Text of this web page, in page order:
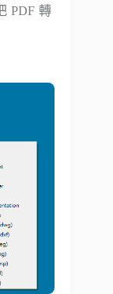
PDF 轉